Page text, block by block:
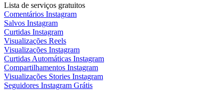
Lista de serviços gratuitos
Comentários Instagram
Salvos Instagram
Curtidas Instagram
Visualizações Reels
Visualizações Instagram
Curtidas Automáticas Instagram
Compartilhamentos Instagram
Visualizações Stories Instagram
Seguidores Instagram Grátis